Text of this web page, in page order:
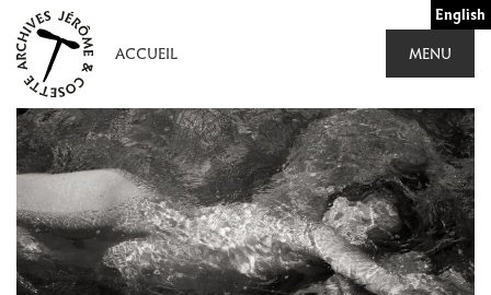
Aller
au
contenu
English
ACCUEIL
MENU